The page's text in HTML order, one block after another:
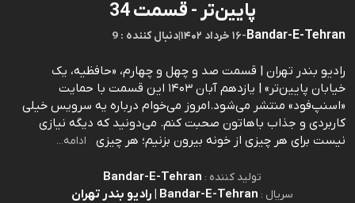
پایین‌تر - قسمت 34
Bandar-E-Tehran
-۱۶ خرداد ۱۴۰۲ |9 : دنبال کننده
رادیو بندر تهران | قسمت صد و چهل و چهارم، «حافظیه، یک
خیابان پایین‌تر» | یازدهم آبان ۱۴۰۳ ‌‌‌‌‌‌‌‌‌این قسمت با حمایت
«اسنپ‌فود» منتشر می‌شود.امروز می‌خوام درباره‌ یه سرویس خیلی
کاربردی و جذاب باهاتون صحبت کنم. می‌دونید که دیگه نیازی
نیست برای هر چیزی از خونه بیرون بزنیم؛ هر چیزی
ادامه...
تولید کننده : Bandar-E-Tehran
سریال : Bandar-E-Tehran | رادیو بندر تهران